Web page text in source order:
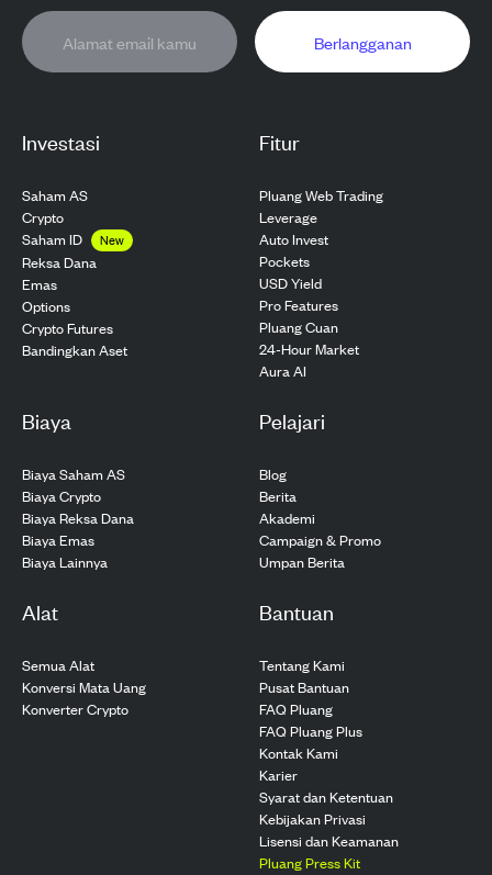
Investasi
Saham AS
Crypto
Saham ID
New
Reksa Dana
Emas
Options
Crypto Futures
Bandingkan Aset
Fitur
Pluang Web Trading
Leverage
Auto Invest
Pockets
USD Yield
Pro Features
Pluang Cuan
24-Hour Market
Aura AI
Biaya
Biaya Saham AS
Biaya Crypto
Biaya Reksa Dana
Biaya Emas
Biaya Lainnya
Pelajari
Blog
Berita
Akademi
Campaign & Promo
Umpan Berita
Alat
Semua Alat
Konversi Mata Uang
Konverter Crypto
Bantuan
Tentang Kami
Pusat Bantuan
FAQ Pluang
FAQ Pluang Plus
Kontak Kami
Karier
Syarat dan Ketentuan
Kebijakan Privasi
Lisensi dan Keamanan
Pluang Press Kit
Berlangganan